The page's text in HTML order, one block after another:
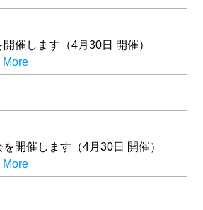
催します（4月30日 開催）
開催します（4月30日 開催）